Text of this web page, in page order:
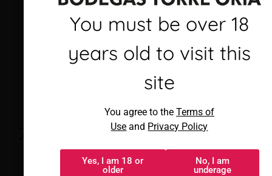
Debes ser mayor de 18
años para visitar este
sitio
Términos de uso
yPolítica de
privacidad
Sí, tengo 18 o
No, soy menor
You must be over 18
years old to visit this
site
You agree to the Terms of
Use and Privacy Policy
Yes, I am 18 or
older
No, I am
underage